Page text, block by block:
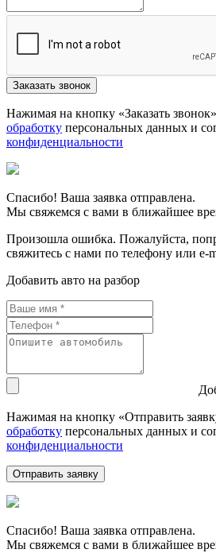
Нажимая на кнопку «Заказать
обработку персональных данных и
конфиденциальности
Спасибо! Ваша заявка отправлена.
Мы свяжемся с вами в ближайшее
Произошла ошибка. Пожалуйста,
свяжитесь с нами по телефону или e-
Добавить авто на разбор
Нажимая на кнопку «Отправить
обработку персональных данных и
конфиденциальности
Спасибо! Ваша заявка отправлена.
Мы свяжемся с вами в ближайшее